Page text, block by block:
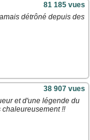
81 185 vues
détrôné depuis des
38 907 vues
et d'une légende du
chaleureusement !!